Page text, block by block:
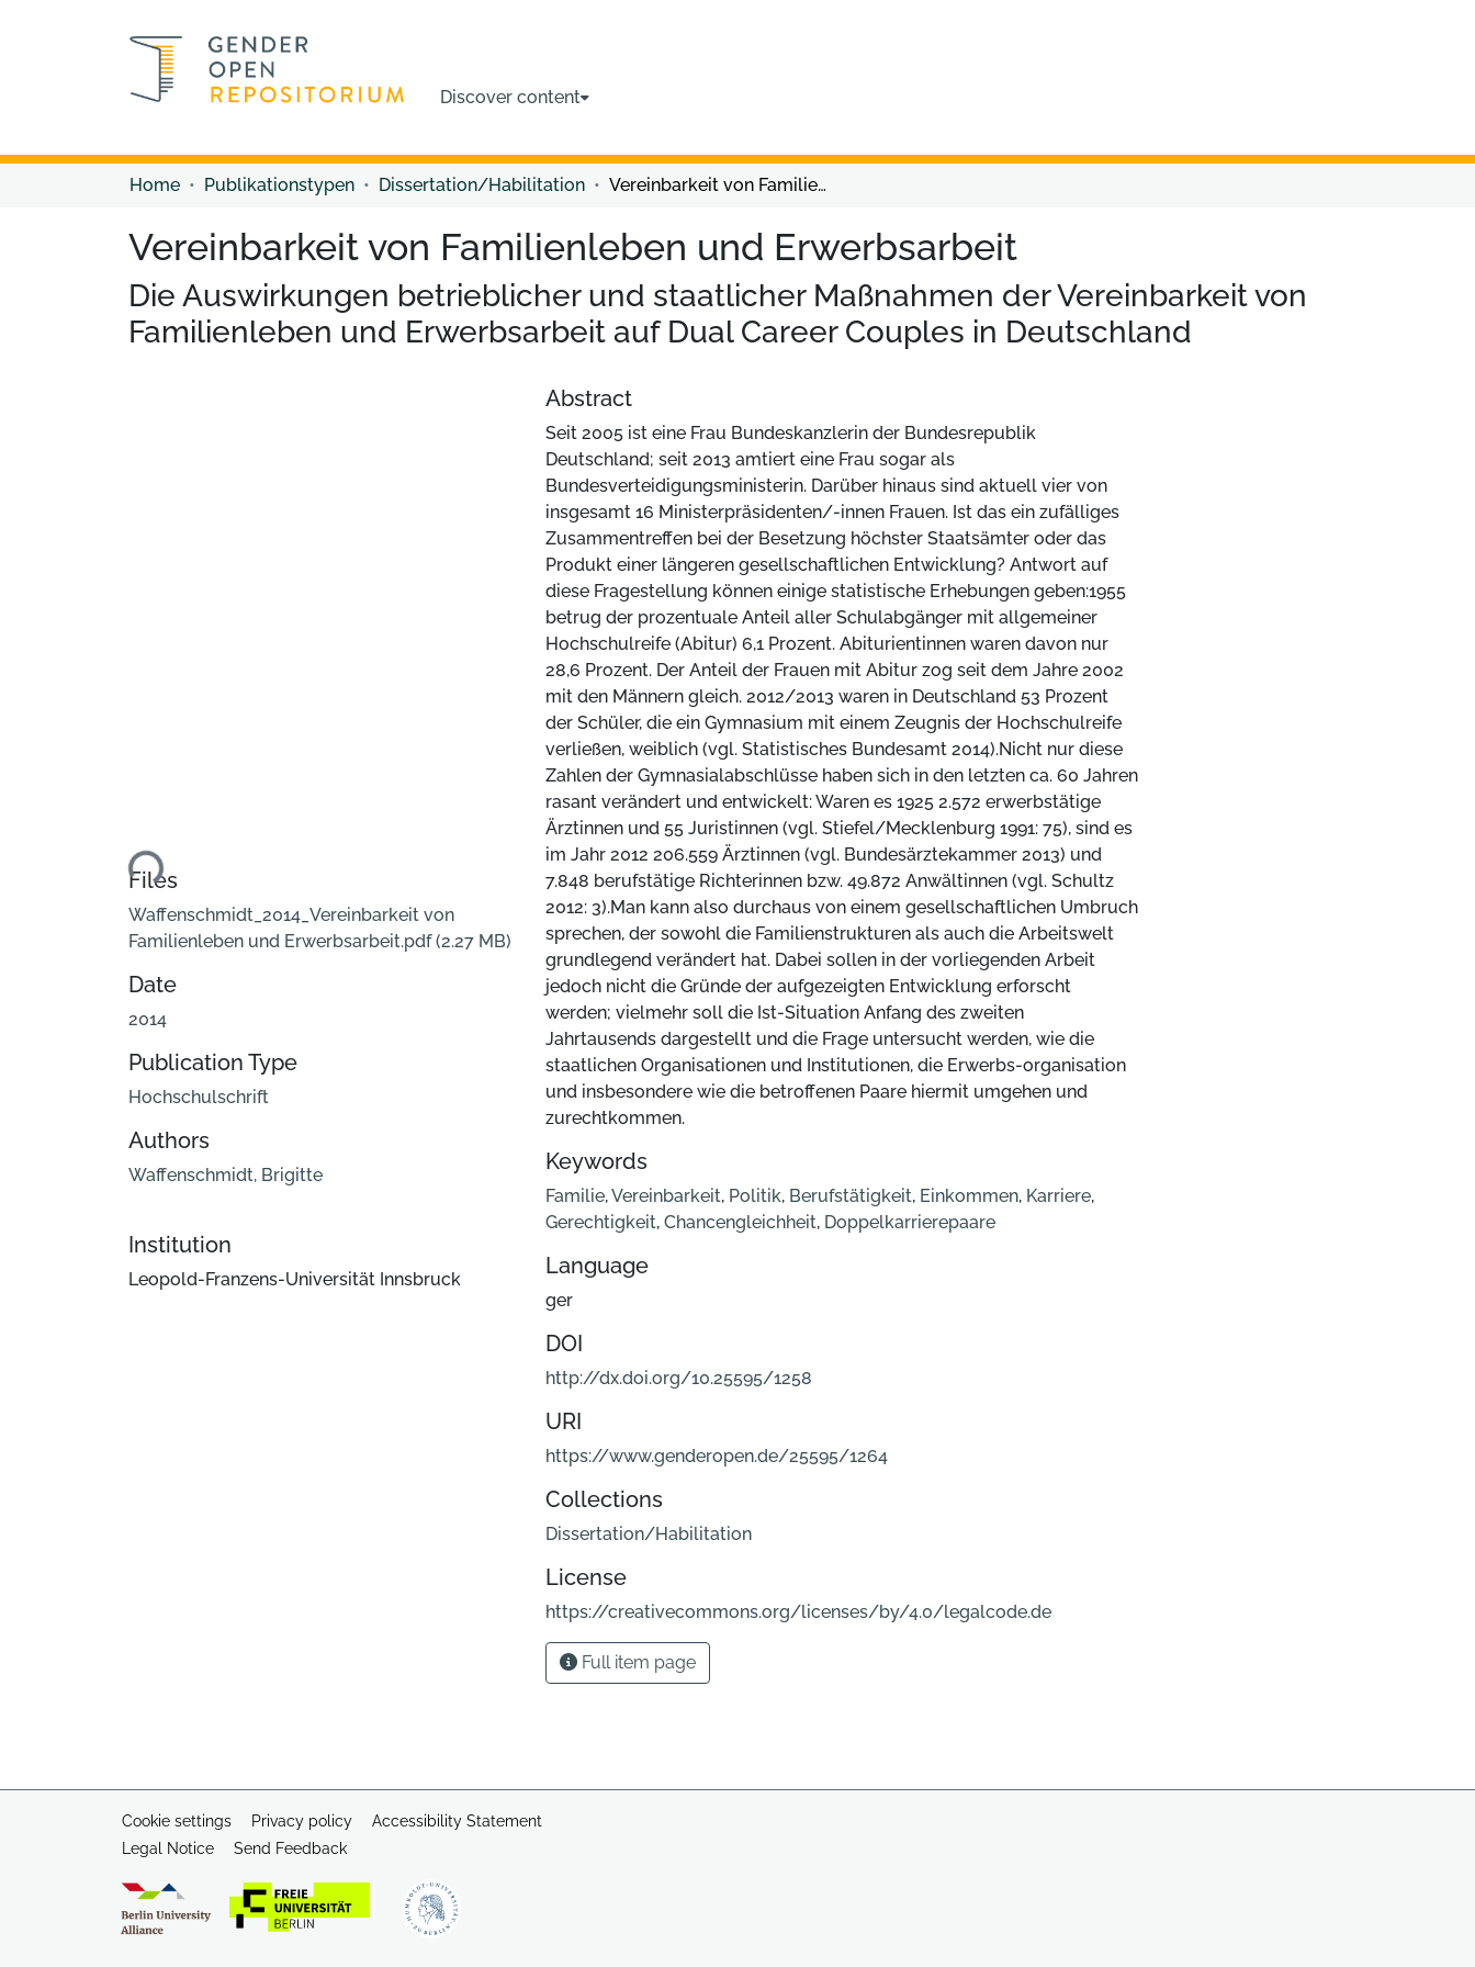
Discover content
Home Publikationstypen Dissertation/Habilitation Vereinbarkeit von Familienleben und Erwerbsarbeit
Vereinbarkeit von Familienleben und Erwerbsarbeit
Die Auswirkungen betrieblicher und staatlicher Maßnahmen der Vereinbarkeit von
Familienleben und Erwerbsarbeit auf Dual Career Couples in Deutschland
Loading...
Files
Waffenschmidt_2014_Vereinbarkeit von
Familienleben und Erwerbsarbeit.pdf(2.27 MB)
Date
2014
Publication Type
Hochschulschrift
Authors
Waffenschmidt, Brigitte
Institution
Leopold-Franzens-Universität Innsbruck
Abstract
Seit 2005 ist eine Frau Bundeskanzlerin der Bundesrepublik
Deutschland; seit 2013 amtiert eine Frau sogar als
Bundesverteidigungsministerin. Darüber hinaus sind aktuell vier von
insgesamt 16 Ministerpräsidenten/-innen Frauen. Ist das ein zufälliges
Zusammentreffen bei der Besetzung höchster Staatsämter oder das
Produkt einer längeren gesellschaftlichen Entwicklung? Antwort auf
diese Fragestellung können einige statistische Erhebungen geben:1955
betrug der prozentuale Anteil aller Schulabgänger mit allgemeiner
Hochschulreife (Abitur) 6,1 Prozent. Abiturientinnen waren davon nur
28,6 Prozent. Der Anteil der Frauen mit Abitur zog seit dem Jahre 2002
mit den Männern gleich. 2012/2013 waren in Deutschland 53 Prozent
der Schüler, die ein Gymnasium mit einem Zeugnis der Hochschulreife
verließen, weiblich (vgl. Statistisches Bundesamt 2014).Nicht nur diese
Zahlen der Gymnasialabschlüsse haben sich in den letzten ca. 60 Jahren
rasant verändert und entwickelt: Waren es 1925 2.572 erwerbstätige
Ärztinnen und 55 Juristinnen (vgl. Stiefel/Mecklenburg 1991: 75), sind es
im Jahr 2012 206.559 Ärztinnen (vgl. Bundesärztekammer 2013) und
7.848 berufstätige Richterinnen bzw. 49.872 Anwältinnen (vgl. Schultz
2012: 3).Man kann also durchaus von einem gesellschaftlichen Umbruch
sprechen, der sowohl die Familienstrukturen als auch die Arbeitswelt
grundlegend verändert hat. Dabei sollen in der vorliegenden Arbeit
jedoch nicht die Gründe der aufgezeigten Entwicklung erforscht
werden; vielmehr soll die Ist-Situation Anfang des zweiten
Jahrtausends dargestellt und die Frage untersucht werden, wie die
staatlichen Organisationen und Institutionen, die Erwerbs-organisation
und insbesondere wie die betroffenen Paare hiermit umgehen und
zurechtkommen.
Keywords
Familie,Vereinbarkeit, Politik, Berufstätigkeit, Einkommen, Karriere,
Gerechtigkeit, Chancengleichheit, Doppelkarrierepaare
Language
ger
DOI
http://dx.doi.org/10.25595/1258
URI
https://www.genderopen.de/25595/1264
Collections
Dissertation/Habilitation
License
https://creativecommons.org/licenses/by/4.0/legalcode.de
Full item page
Cookie settings Privacy policy
Accessibility Statement
Legal Notice
Send Feedback